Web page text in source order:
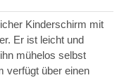
Kinderschirm mit
Er ist leicht und
mühelos selbst
verfügt über einen